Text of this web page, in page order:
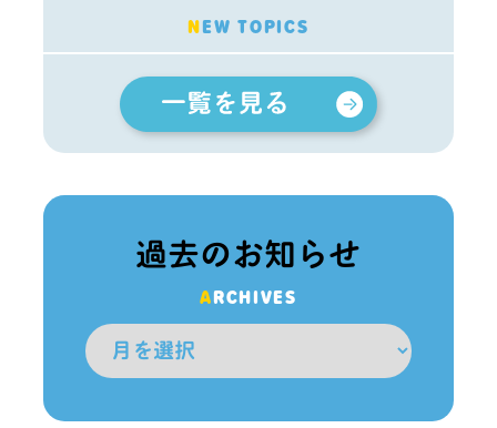
NEW TOPICS
過去のお知らせ
ARCHIVES